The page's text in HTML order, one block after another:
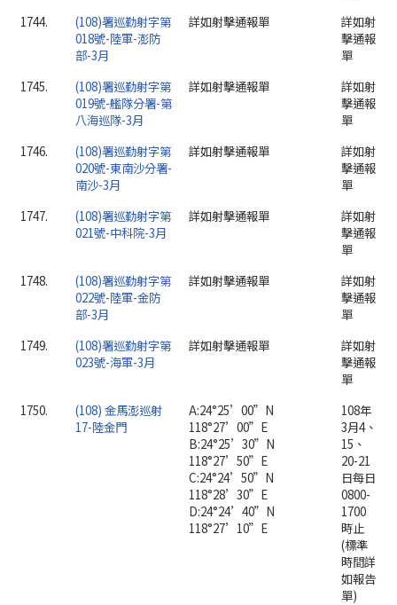
1744.
(108)署巡勤射字第
018號-陸軍-澎防
部-3月
詳如射擊通報單
詳如射
擊通報
單
1745.
(108)署巡勤射字第
019號-艦隊分署-第
八海巡隊-3月
詳如射擊通報單
詳如射
擊通報
單
1746.
(108)署巡勤射字第
020號-東南沙分署-
南沙-3月
詳如射擊通報單
詳如射
擊通報
單
1747.
(108)署巡勤射字第
021號-中科院-3月
詳如射擊通報單
詳如射
擊通報
單
1748.
(108)署巡勤射字第
022號-陸軍-金防
部-3月
詳如射擊通報單
詳如射
擊通報
單
1749.
(108)署巡勤射字第
023號-海軍-3月
詳如射擊通報單
詳如射
擊通報
單
1750.
(108) 金馬澎巡射
17-陸金門
A:24°25’00”N
118°27’00”E
B:24°25’30”N
118°27’50”E
C:24°24’50”N
118°28’30”E
D:24°24’40”N
118°27’10”E
108年
3月4、
15、
20-21
日每日
0800-
1700
時止
(標準
時間詳
如報告
單)